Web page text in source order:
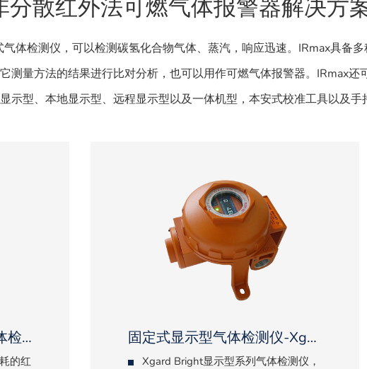
分散红外法可燃气体报警器解决方
体检测仪，可以检测碳氢化合物气体、蒸汽，响应迅速。IRmax具备
测量方法的结果进行比对分析，也可以用作可燃气体报警器。IRmax还
示型、本地显示型、远程显示型以及一体机型，本安式校准工具以及手
固定式红外碳氢化合物气体检测仪-IRmax
的红
固定式显示型气体检测仪-Xgard Bright
Xgard Bright显示型系列气体检测仪，